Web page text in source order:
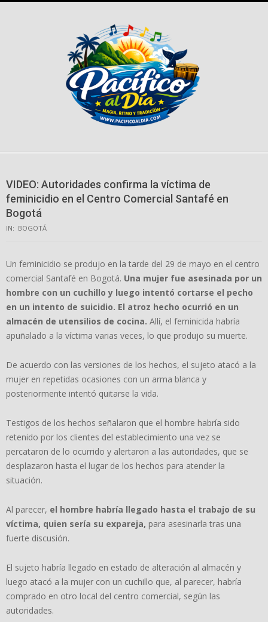
VIDEO: Autoridades confirma la víctima de
feminicidio en el Centro Comercial Santafé en
Bogotá
IN: BOGOTÁ
Un feminicidio se produjo en la tarde del 29 de mayo en el centro
comercial Santafé en Bogotá. Una mujer fue asesinada por un
hombre con un cuchillo y luego intentó cortarse el pecho
en un intento de suicidio. El atroz hecho ocurrió en un
almacén de utensilios de cocina. Allí, el feminicida habría
apuñalado a la víctima varias veces, lo que produjo su muerte.
De acuerdo con las versiones de los hechos, el sujeto atacó a la
mujer en repetidas ocasiones con un arma blanca y
posteriormente intentó quitarse la vida.
Testigos de los hechos señalaron que el hombre habría sido
retenido por los clientes del establecimiento una vez se
percataron de lo ocurrido y alertaron a las autoridades, que se
desplazaron hasta el lugar de los hechos para atender la
situación.
Al parecer, el hombre habría llegado hasta el trabajo de su
víctima, quien sería su expareja, para asesinarla tras una
fuerte discusión.
El sujeto habría llegado en estado de alteración al almacén y
luego atacó a la mujer con un cuchillo que, al parecer, habría
comprado en otro local del centro comercial, según las
autoridades.